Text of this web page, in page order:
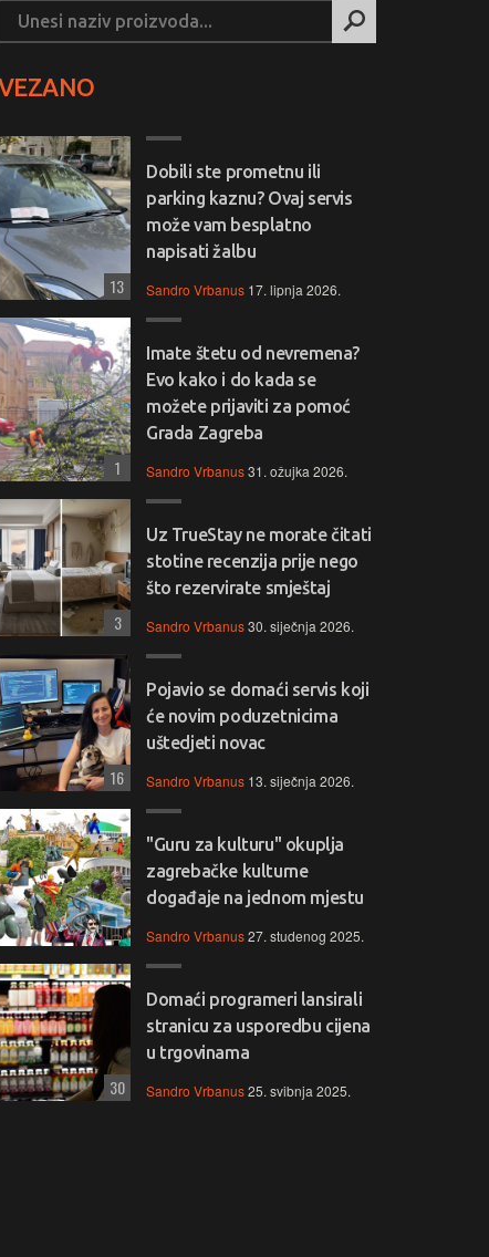
Dobili ste prometnu ili
parking kaznu? Ovaj servis
može vam besplatno
napisati žalbu
Sandro Vrbanus 17. lipnja 2026.
13
Imate štetu od nevremena?
Evo kako i do kada se
možete prijaviti za pomoć
Grada Zagreba
Sandro Vrbanus31. ožujka 2026.
1
Uz TrueStay ne morate čitati
stotine recenzija prije nego
što rezervirate smještaj
Sandro Vrbanus30. siječnja 2026.
3
Pojavio se domaći servis koji
će novim poduzetnicima
uštedjeti novac
Sandro Vrbanus 13. siječnja 2026.
16
"Guru za kulturu" okuplja
zagrebačke kulturne
događaje na jednom mjestu
Sandro Vrbanus27. studenog 2025.
Domaći programeri lansirali
stranicu za usporedbu cijena
u trgovinama
Sandro Vrbanus25. svibnja 2025.
30